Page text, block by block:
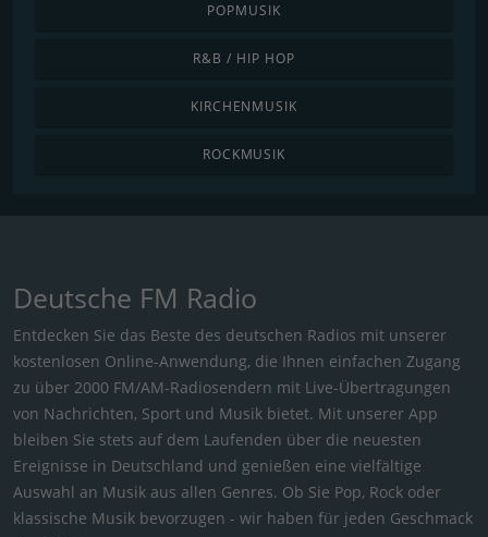
POPMUSIK
R&B / HIP HOP
KIRCHENMUSIK
ROCKMUSIK
Deutsche FM Radio
Entdecken Sie das Beste des deutschen Radios mit unserer
kostenlosen Online-Anwendung, die Ihnen einfachen Zugang
zu über 2000 FM/AM-Radiosendern mit Live-Übertragungen
von Nachrichten, Sport und Musik bietet. Mit unserer App
bleiben Sie stets auf dem Laufenden über die neuesten
Ereignisse in Deutschland und genießen eine vielfältige
Auswahl an Musik aus allen Genres. Ob Sie Pop, Rock oder
klassische Musik bevorzugen - wir haben für jeden Geschmack